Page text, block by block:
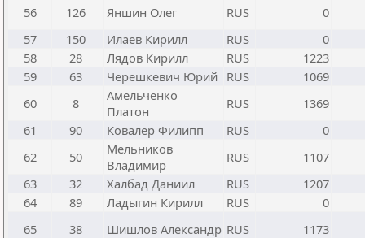
56
126 Яншин Олег RUS
0
57
150 Илаев Кирилл RUS
0
58
28 Лядов Кирилл RUS
1223
59
63 Черешкевич Юрий RUS
1069
60
8
Амельченко
Платон
RUS
1369
61
90 Ковалер Филипп RUS
0
62
50
Мельников
Владимир
RUS
1107
63
32 Халбад Даниил RUS
1207
64
89 Ладыгин Кирилл RUS
0
65
38 Шишлов Александр RUS 1173